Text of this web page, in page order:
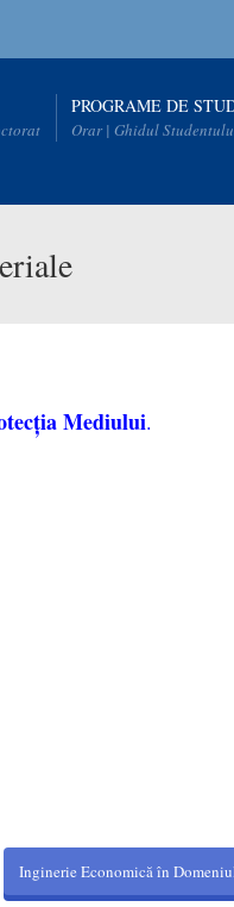
PROGRAME DE
Orar | Ghidul
Mediului.
Inginerie Economică în